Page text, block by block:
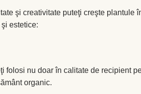
şi creativitate puteţi creşte plantule
estetice:
folosi nu doar în calitate de recipient
organic.